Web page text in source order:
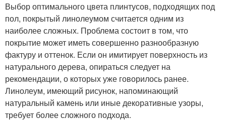
Выбор оптимального цвета плинтусов, подходящих под
пол, покрытый линолеумом считается одним из
наиболее сложных. Проблема состоит в том, что
покрытие может иметь совершенно разнообразную
фактуру и оттенок. Если он имитирует поверхность из
натурального дерева, опираться следует на
рекомендации, о которых уже говорилось ранее.
Линолеум, имеющий рисунок, напоминающий
натуральный камень или иные декоративные узоры,
требует более сложного подхода.